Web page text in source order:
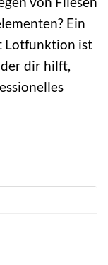
Ein
Lotfunktion ist
dir hilft,